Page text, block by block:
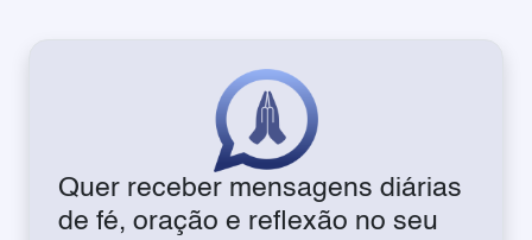
Quer receber mensagens diárias
de fé, oração e reflexão no seu